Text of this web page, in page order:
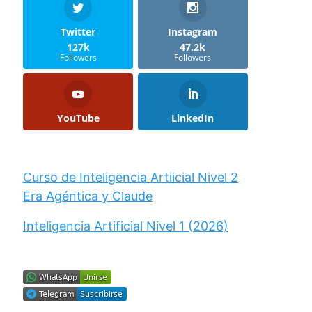
Twitter
127k
Followers
Instagram
47.2k
Followers
YouTube LinkedIn
Curso de Inteligencia Artiicial Nivel 2
Era Agéntica y Claude
Inteligencia Artificial Nivel 1 (2026)